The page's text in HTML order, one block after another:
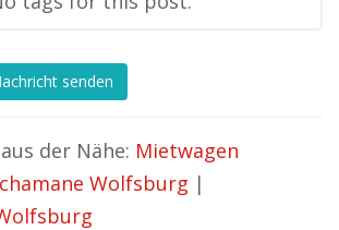
senden
der Nähe: Mietwagen
Wolfsburg |